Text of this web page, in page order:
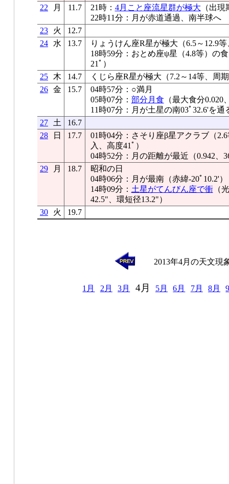
22
月 11.7 21時： 4月こと座流星群が極大 （出
22時11分：月が赤道通過、南半球へ
23
火
12.7
24
水 13.7
りょうけん座R星が極大（6.5～12.9
18時59分：おとめ座ψ星（4.8等）の
21ﾟ）
25
木 14.7
くじら座R星が極大（7.2～14等、周
26 金 15.7
04時57分：○満月
05時07分： 部分月食 （最大食分0.020
11時07分：月が土星の南03ﾟ32.6'を通
27
土
16.7
28
日 17.7
01時04分：さそり座β星アクラブ（
入、高度41ﾟ）
04時52分：月の距離が最近（0.942、
29
月 18.7
昭和の日
04時06分：月が最南（赤緯-20ﾟ10.2'）
14時09分： 土星がてんびん座で衝（
42.5"、環短径13.2"）
30
火 19.7
2013年4月の天文現
1月 2月 3月 4月 5月 6月 7月 8月